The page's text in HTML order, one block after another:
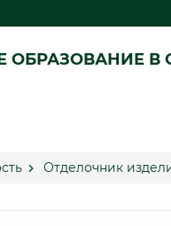
Отделочник